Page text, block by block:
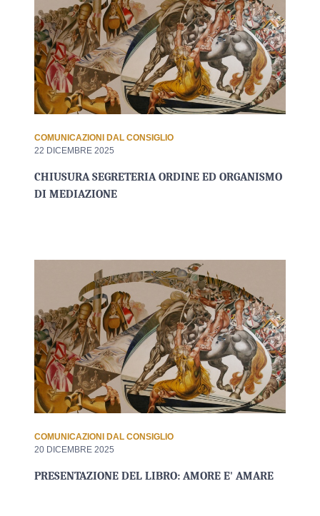
COMUNICAZIONI DAL CONSIGLIO
22 DICEMBRE 2025
CHIUSURA SEGRETERIA ORDINE ED ORGANISMO
DI MEDIAZIONE
COMUNICAZIONI DAL CONSIGLIO
20 DICEMBRE 2025
PRESENTAZIONE DEL LIBRO: AMORE E' AMARE